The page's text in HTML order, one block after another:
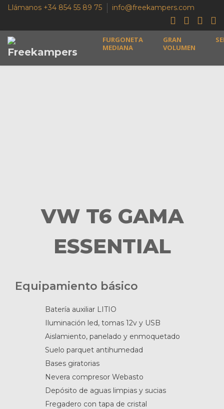
Llámanos +34 854 55 89 75 info@freekampers.com
FURGONETA
MEDIANA
GRAN
VOLUMEN
VW T6 GAMA
ESSENTIAL
Equipamiento básico
Batería auxiliar LITIO
Iluminación led, tomas 12v y USB
Aislamiento, panelado y enmoquetado
Suelo parquet antihumedad
Bases giratorias
Nevera compresor Webasto
Depósito de aguas limpias y sucias
Fregadero con tapa de cristal